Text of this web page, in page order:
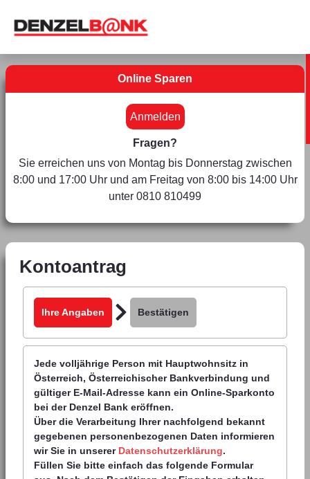
Online Sparen
Anmelden
Fragen?
Sie erreichen uns von Montag bis Donnerstag zwischen
8:00 und 17:00 Uhr und am Freitag von 8:00 bis 14:00 Uhr
unter 0810 810499
Kontoantrag
Ihre Angaben Bestätigen
Jede volljährige Person mit Hauptwohnsitz in
Österreich, Österreichischer Bankverbindung und
gültiger E-Mail-Adresse kann ein Online-Sparkonto
bei der Denzel Bank eröffnen.
Über die Verarbeitung Ihrer nachfolgend bekannt
gegebenen personenbezogenen Daten informieren
wir Sie in unserer Datenschutzerklärung.
Füllen Sie bitte einfach das folgende Formular